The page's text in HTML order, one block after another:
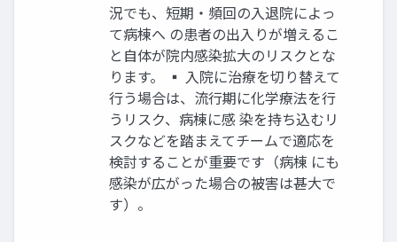
況でも、短期・頻回の入退院によっ
て病棟へ の患者の出入りが増えるこ
と自体が院内感染拡大のリスクとな
ります。 ▪ 入院に治療を切り替えて
行う場合は、流行期に化学療法を行
うリスク、病棟に感 染を持ち込むリ
スクなどを踏まえてチームで適応を
検討することが重要です（病棟 にも
感染が広がった場合の被害は甚大で
す）。